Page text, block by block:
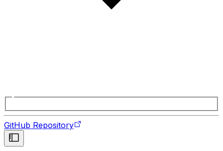
GitHub Repository